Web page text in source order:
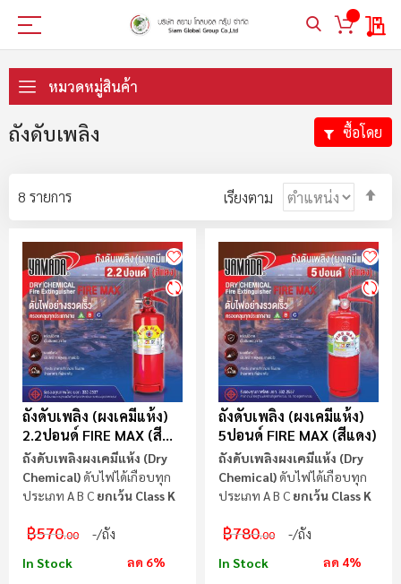
My
ไป
ที่
หมวดหมู่สินค้า
ถังดับเพลิง
8 รายการ เรียงตาม
ถังดับเพลิง (ผงเคมีแห้ง)
2.2ปอนด์ FIRE MAX (สี
แดง)
ถังดับเพลิงผงเคมีแห้ง (Dry
Chemical) ดับไฟได้เกือบทุก
ประเภท A B C ยกเว้น Class K
฿570.00 /ถัง
In Stock ลด 6%
ถังดับเพลิง (ผงเคมีแห้ง)
5ปอนด์ FIRE MAX (สีแดง)
ถังดับเพลิงผงเคมีแห้ง (Dry
Chemical) ดับไฟได้เกือบทุก
ประเภท A B C ยกเว้น Class K
฿780.00 /ถัง
In Stock ลด 4%
ซื้อโดย